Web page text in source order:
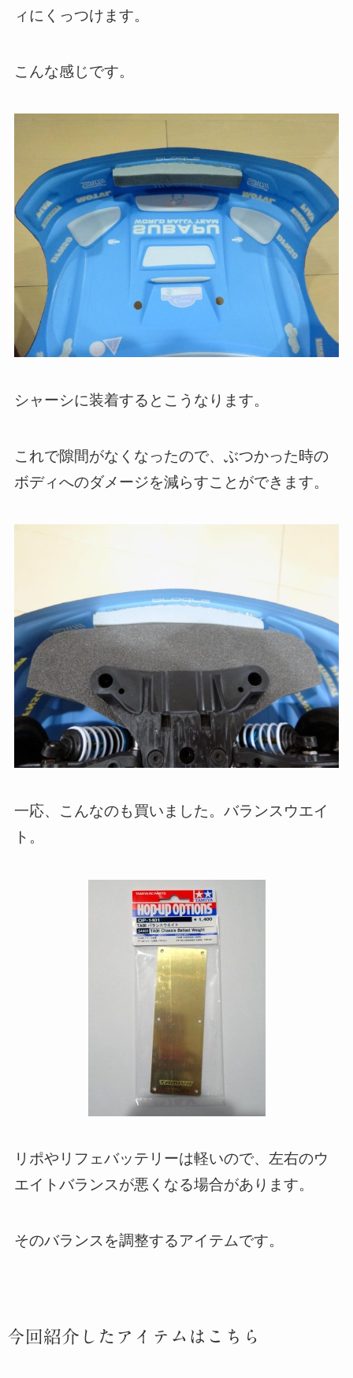
ィにくっつけます。
こんな感じです。
シャーシに装着するとこうなります。
これで隙間がなくなったので、ぶつかった時の
ボディへのダメージを減らすことができます。
一応、こんなのも買いました。バランスウエイ
ト。
リポやリフェバッテリーは軽いので、左右のウ
エイトバランスが悪くなる場合があります。
そのバランスを調整するアイテムです。
今回紹介したアイテムはこちら